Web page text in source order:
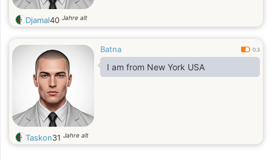
Djamal40 Jahre alt
Batna 0.3
I am from New York USA
Taskon31 Jahre alt